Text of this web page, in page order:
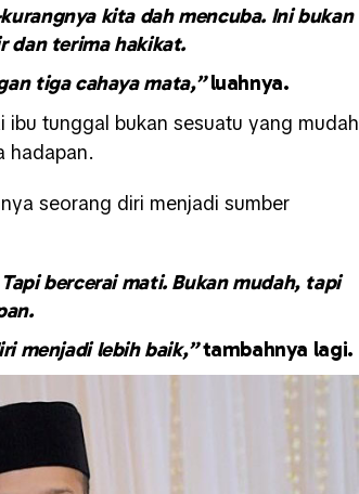
kita dah mencuba. Ini bukan
dan terima hakikat.
tiga cahaya mata,”luahnya.
ibu tunggal bukan sesuatu yang mudah
hadapan.
seorang diri menjadi sumber
bercerai mati. Bukan mudah, tapi
menjadi lebih baik,”tambahnya lagi.